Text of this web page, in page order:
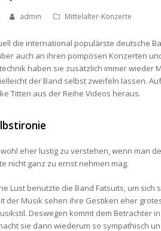
admin Mittelalter-Konzerte
die international populärste deutsche
auch an ihren pompösen Konzerten
haben sie zusätzlich immer wieder
der Band selbst zweifeln lassen.
Titten aus der Reihe Videos heraus.
eher lustig zu verstehen, wenn man
nicht ganz zu ernst nehmen mag.
Lust benutzte die Band Fatsuits, um
der Musik sehen ihre Gestiken eher
Deswegen kommt dem Betrachter
sie dann wiederum so sympathisch